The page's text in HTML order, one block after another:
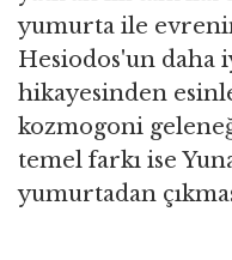
yumurta ile
Hesiodos'un daha
hikayesinden
kozmogoni
temel farkı ise
yumurtadan